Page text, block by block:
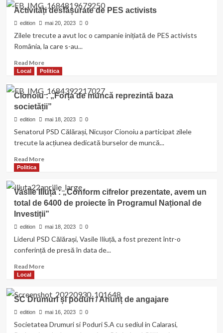
Anunț
public!
Activități desfășurate de PES activists
edition mai 20, 2023 0
Zilele trecute a avut loc o campanie inițiată de PES activists
România, la care s-au...
Read MoreRead
more
Activități
desfășurate
de
PES
activists
Local Politica
Cionoiu : „Forța de muncă reprezintă baza
societății”
edition mai 18, 2023 0
Senatorul PSD Călărași, Nicușor Cionoiu a participat zilele
trecute la acțiunea dedicată burselor de muncă...
Read MoreRead
Cionoiu
:
„Forța
de
muncă
baza
societății”
Politica
Vasile Iliuță : „Conform cifrelor prezentate, avem un
total de 6400 de proiecte în Programul Național de
Investiții”
edition mai 18, 2023 0
Liderul PSD Călărași, Vasile Iliuță, a fost prezent într-o
conferință de presă în data de...
Read MoreRead
Vasile
Iliuță
:
„Conform
cifrelor
Local
SC Drumuri și poduri / Anunț de angajare
edition mai 16, 2023 0
Societatea Drumuri si Poduri S.A cu sediul in Calarasi,